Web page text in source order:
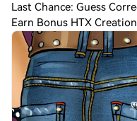
Last Chance: Guess
Earn Bonus HTX
1,500U Demand for US
(ETFs) has accelerated